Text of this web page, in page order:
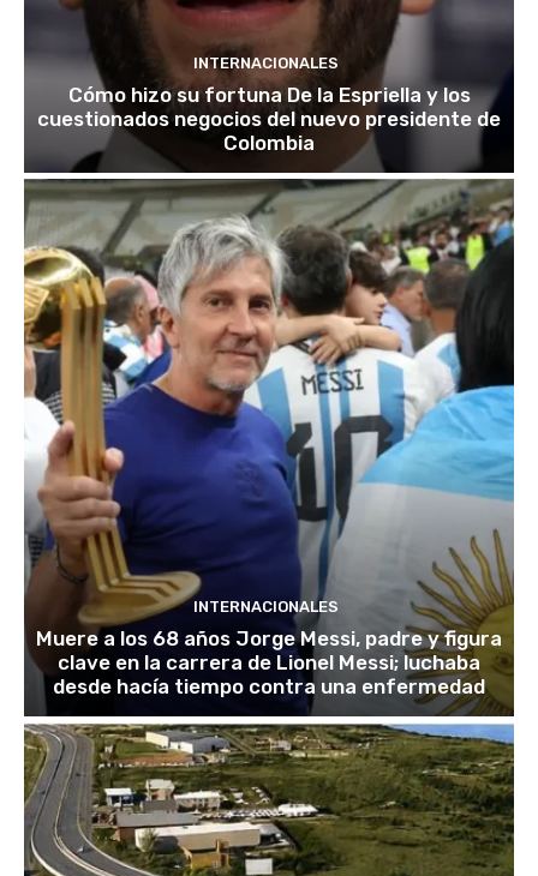
INTERNACIONALES
Cómo hizo su fortuna De la Espriella y los
cuestionados negocios del nuevo presidente de
Colombia
INTERNACIONALES
Muere a los 68 años Jorge Messi, padre y figura
clave en la carrera de Lionel Messi; luchaba
desde hacía tiempo contra una enfermedad